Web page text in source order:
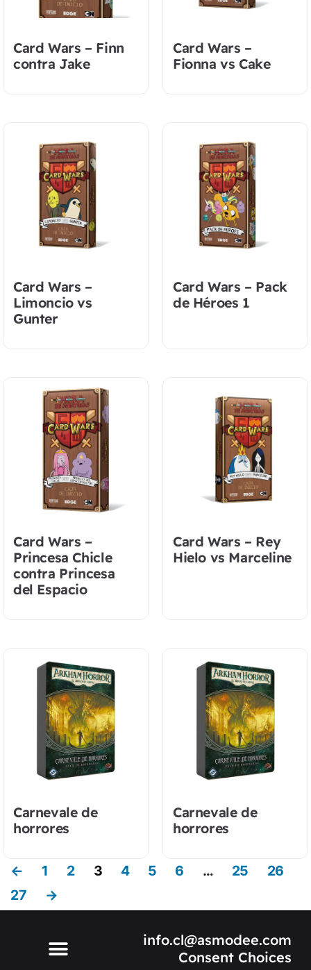
Card Wars – Finn
contra Jake
Card Wars –
Fionna vs Cake
Card Wars –
Limoncio vs
Gunter
Card Wars – Pack
de Héroes 1
Card Wars –
Princesa Chicle
contra Princesa
del Espacio
Card Wars – Rey
Hielo vs Marceline
Carnevale de
horrores
Carnevale de
horrores
← 1 2 3 4 5 6 … 25
26
27
→
info.cl@asmodee.com
Consent Choices